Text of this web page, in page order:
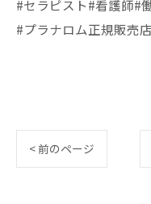
#セラピスト#看護師#
#プラナロム正規販売店
< 前のページ